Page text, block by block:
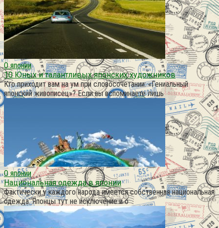
О японии
10 Юных и талантливых японских художников
Кто приходит вам на ум при словосочетании: «Гениальный
японский живописец»? Если вы вспоминаете лишь
О японии
Национальная одежда в японии
Фактически у каждого народа имеется собственная национальная
одежда. Японцы тут не исключение и о